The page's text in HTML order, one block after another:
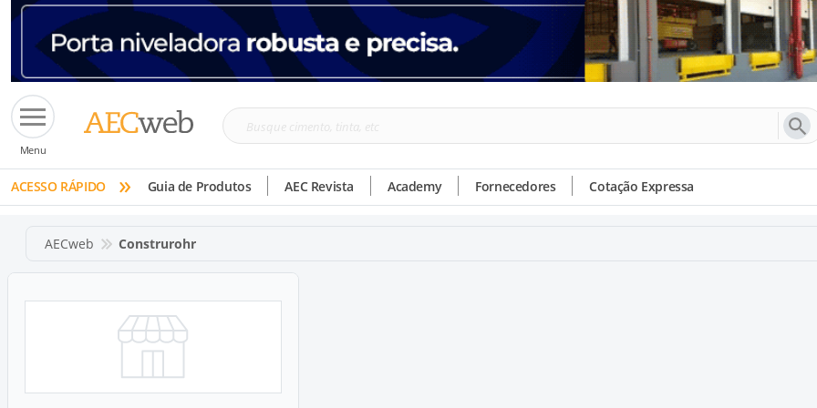
Menu
Busque
tinta,
etc
ACESSO RÁPIDO » Guia de Produtos AEC Revista Academy Fornecedores Cotação Expressa
AECweb Construrohr